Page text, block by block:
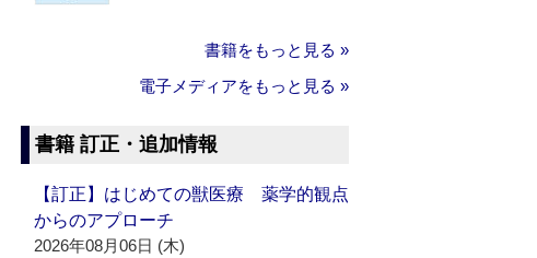
書籍をもっと見る »
電子メディアをもっと見る »
書籍 訂正・追加情報
【訂正】はじめての獣医療 薬学的観点
からのアプローチ
2026年08月06日 (木)